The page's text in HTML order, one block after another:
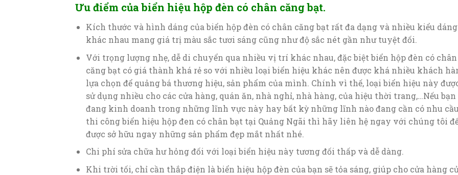
Ưu điểm của biển hiệu hộp đèn có chân căng bạt.
Kích thước và hình dáng của biển hộp đèn có chân căng bạt rất đa dạng và nhiều kiểu dáng
khác nhau mang giá trị màu sắc tươi sáng cũng như độ sắc nét gần như tuyệt đối.
Với trọng lượng nhẹ, dễ di chuyển qua nhiều vị trí khác nhau, đặc biệt biển hộp đèn có chân
căng bạt có giá thành khá rẻ so với nhiều loại biển hiệu khác nên được khá nhiều khách
lựa chọn để quảng bá thương hiệu, sản phẩm của mình. Chính vì thế, loại biển hiệu này
sử dụng nhiều cho các cửa hàng, quán ăn, nhà nghỉ, nhà hàng, của hiệu thời trang,…Nếu bạn
đang kinh doanh trong những lĩnh vực này hay bất kỳ những lĩnh nào đang cần có nhu cầu
thi công biển hiệu hộp đen có chân bạt tại Quảng Ngãi thì hãy liên hệ ngay với chúng tôi
được sở hữu ngay những sản phẩm đẹp mắt nhất nhé.
Chi phí sửa chữa hư hỏng đối với loại biển hiệu này tương đối thấp và dễ dàng.
Khi trời tối, chỉ cần thắp điện là biển hiệu hộp đèn của bạn sẽ tỏa sáng, giúp cho cửa hàng